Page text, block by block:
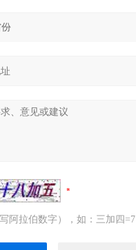
阿拉伯数字），如：三加四=7